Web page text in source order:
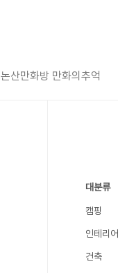
논산만화방 만화의추억
대분류
캠핑
인테리어
건축